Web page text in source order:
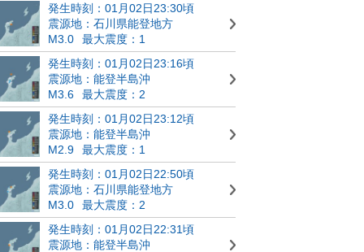
発生時刻：01月02日23:30頃
震源地：石川県能登地方
M3.0
最大震度：1
発生時刻：01月02日23:16頃
震源地：能登半島沖
M3.6
最大震度：2
発生時刻：01月02日23:12頃
震源地：能登半島沖
M2.9
最大震度：1
発生時刻：01月02日22:50頃
震源地：石川県能登地方
M3.0
最大震度：2
発生時刻：01月02日22:31頃
震源地：能登半島沖